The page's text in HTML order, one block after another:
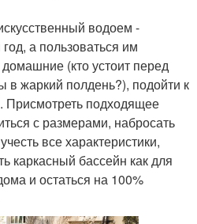
водоем -
а пользоваться им
(кто устоит перед
жаркий полдень?), подойти к
Присмотреть подходящее
с размерами, набросать
все характеристики,
каркасный бассейн как для
и остаться на 100%